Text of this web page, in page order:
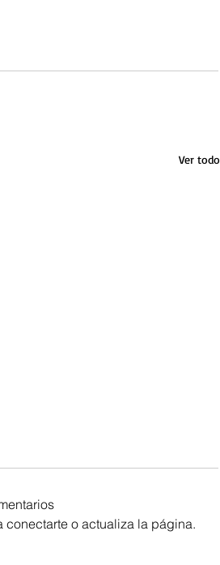
Ver todo
conectarte o actualiza la página.